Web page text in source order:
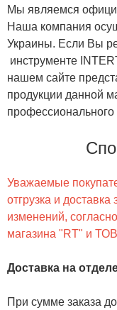
Мы являемся
Наша компания
Украины. Если Вы
инструменте
нашем сайте
продукции данной
Уважаемые
отгрузка и доставка
изменений,
магазина "RT" и
Доставка на
При сумме заказа до